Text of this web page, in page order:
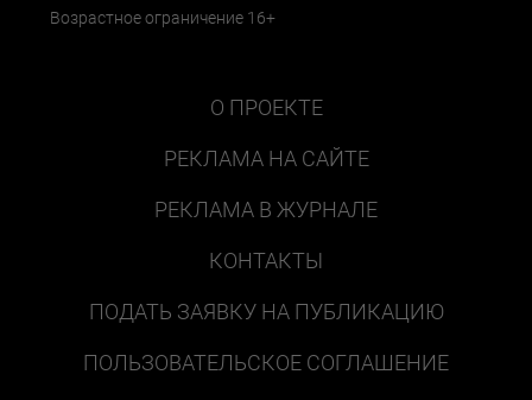
Возрастное ограничение 16+
О ПРОЕКТЕ
РЕКЛАМА НА САЙТЕ
РЕКЛАМА В ЖУРНАЛЕ
КОНТАКТЫ
ПОДАТЬ ЗАЯВКУ НА ПУБЛИКАЦИЮ
ПОЛЬЗОВАТЕЛЬСКОЕ СОГЛАШЕНИЕ